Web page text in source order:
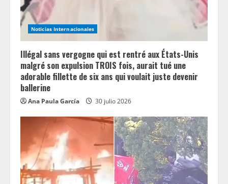
Noticias Internacionales
Illégal sans vergogne qui est rentré aux États-Unis
malgré son expulsion TROIS fois, aurait tué une
adorable fillette de six ans qui voulait juste devenir
ballerine
Ana Paula García 30 julio 2026